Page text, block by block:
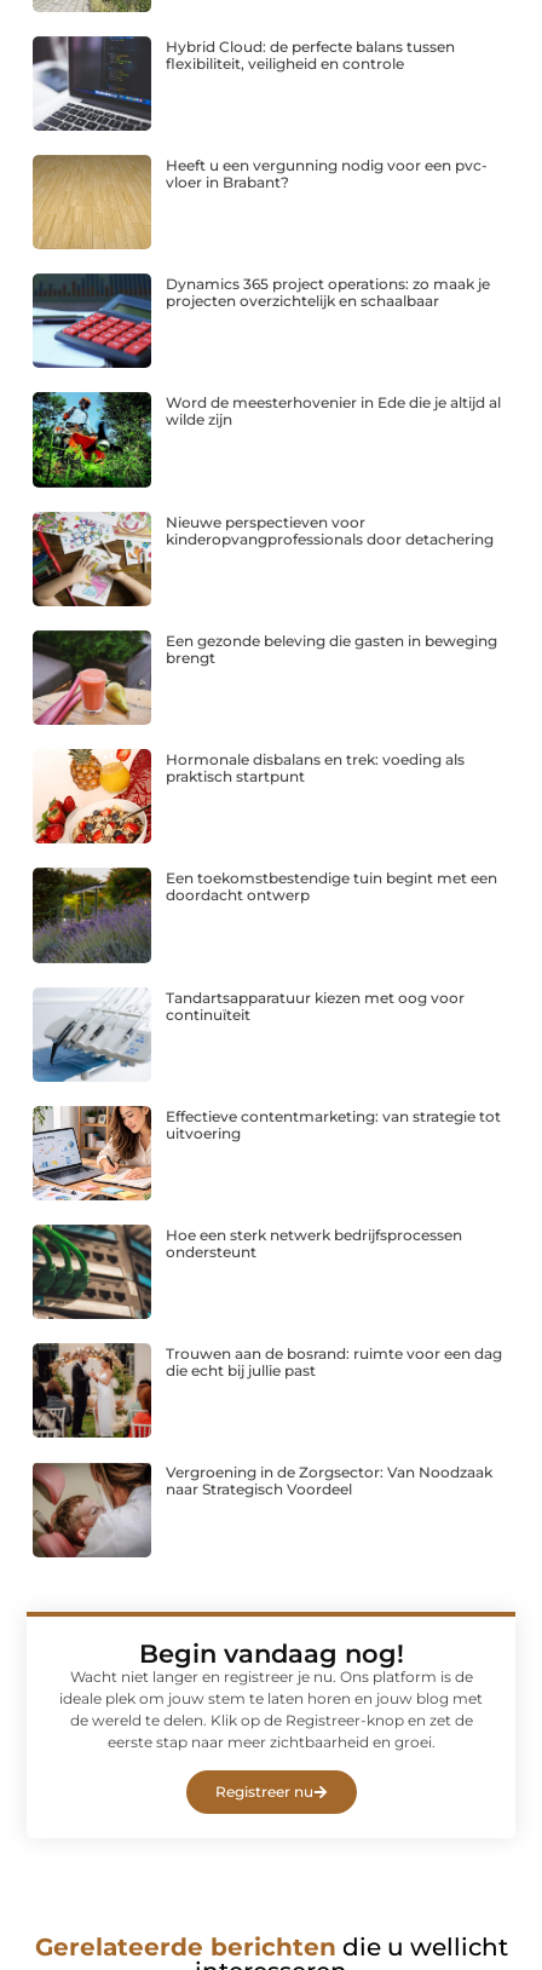
Hybrid Cloud: de perfecte balans tussen
flexibiliteit, veiligheid en controle
Heeft u een vergunning nodig voor een pvc-
vloer in Brabant?
Dynamics 365 project operations: zo maak je
projecten overzichtelijk en schaalbaar
Word de meesterhovenier in Ede die je altijd al
wilde zijn
Nieuwe perspectieven voor
kinderopvangprofessionals door detachering
Een gezonde beleving die gasten in beweging
brengt
Hormonale disbalans en trek: voeding als
praktisch startpunt
Een toekomstbestendige tuin begint met een
doordacht ontwerp
Tandartsapparatuur kiezen met oog voor
continuïteit
Effectieve contentmarketing: van strategie tot
uitvoering
Hoe een sterk netwerk bedrijfsprocessen
ondersteunt
Trouwen aan de bosrand: ruimte voor een dag
die echt bij jullie past
Vergroening in de Zorgsector: Van Noodzaak
naar Strategisch Voordeel
Begin vandaag nog!
Wacht niet langer en registreer je nu. Ons platform is de
ideale plek om jouw stem te laten horen en jouw blog met
de wereld te delen. Klik op de Registreer-knop en zet de
eerste stap naar meer zichtbaarheid en groei.
Registreer nu
Gerelateerde berichten die u wellicht